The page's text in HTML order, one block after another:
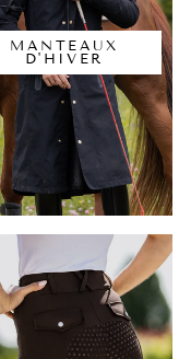
MANTEAUX
D'HIVER